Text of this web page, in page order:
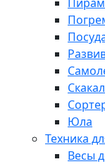
Юла
Техника
Весы